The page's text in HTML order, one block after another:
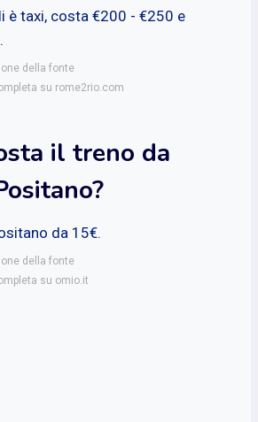
è taxi, costa €200 - €250 e
della fonte
su rome2rio.com
il treno da
da 15€.
della fonte
su omio.it